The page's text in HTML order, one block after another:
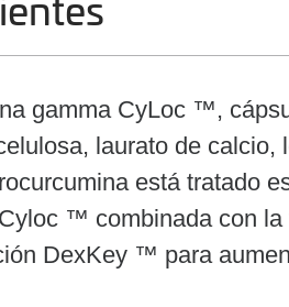
gamma CyLoc ™,
laurato de calcio,
está tratado
™ combinada con
DexKey ™ para